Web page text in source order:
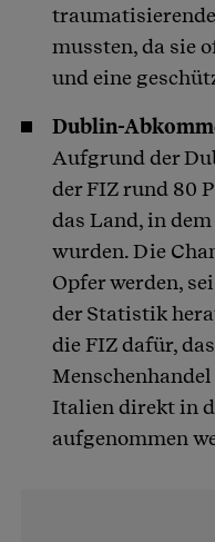
mussten, da sie
und eine
Dublin-
Aufgrund der
der FIZ rund 80
das Land, in
wurden. Die
Opfer werden,
der Statistik
die FIZ dafür,
Italien direkt in
aufgenommen